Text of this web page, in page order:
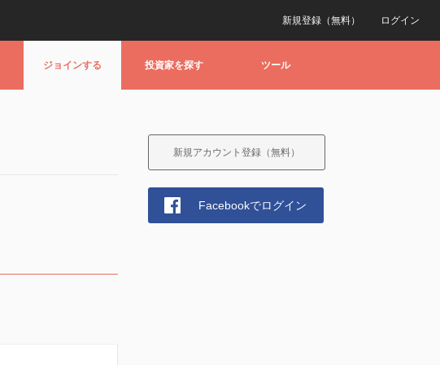
ログイン
新規登録（無料）
ジョインする 投資家を探す ツール
新規アカウント登録（無料）
Facebookでログイン